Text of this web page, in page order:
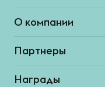
О компании
Партнеры
Награды